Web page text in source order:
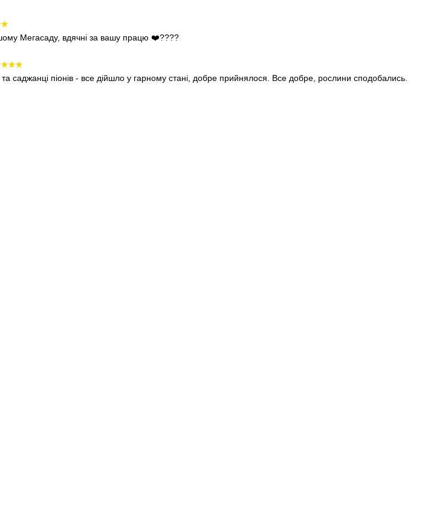
Мегасаду, вдячні за вашу працю ❤️????
саджанці піонів - все дійшло у гарному стані, добре прийнялося. Все добре, рослини сподобались.